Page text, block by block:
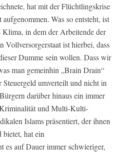
hat mit der Flüchtlingskrise
Was so entsteht, ist
in dem der Arbeitende der
Vollversorgerstaat ist hierbei, dass
Dumme sein wollen. Dass wir
man gemeinhin „Brain Drain“
umverteilt und nicht in
darüber hinaus ein immer
und Multi-Kulti-
Islams präsentiert, der ihnen
hat ein
es auf Dauer immer schwieriger,